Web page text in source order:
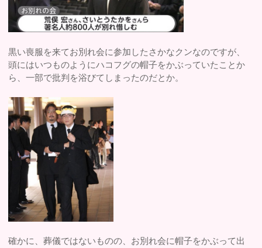
黒い喪服を来てお別れ会に参加したさかなクンなのですが、
頭にはいつものようにハコフグの帽子をかぶっていたことか
ら、一部で批判を浴びてしまったのだとか。
確かに、葬儀ではないものの、お別れ会に帽子をかぶって出